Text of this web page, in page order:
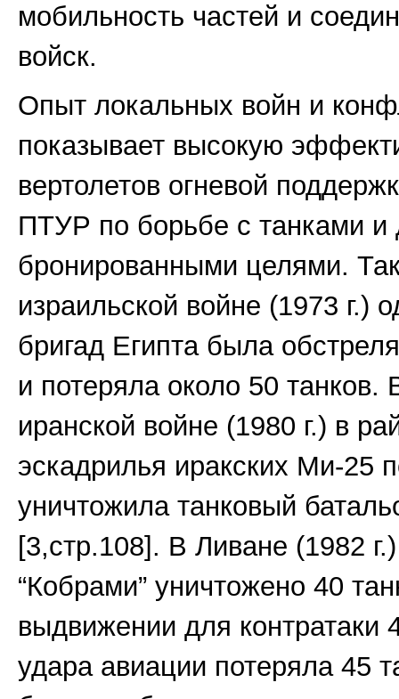
мобильность частей и
войск.
Опыт локальных войн и
показывает высокую
вертолетов огневой
ПТУР по борьбе с танками и
бронированными целями.
израильской войне (1973 г.)
бригад Египта была
и потеряла около 50 танков.
иранской войне (1980 г.) в
эскадрилья иракских Ми-25
уничтожила танковый
[3,стр.108]. В Ливане (1982
“Кобрами” уничтожено 40
выдвижении для контратаки
удара авиации потеряла 45